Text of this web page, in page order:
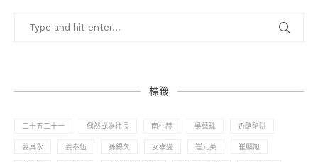
標籤
二十五二十一 偶然成為社長 南柱赫 吳藝珠 奶酪陷阱
姜其永 姜泰伍 孫錫久 安孝燮 崔元英 崔顯旭